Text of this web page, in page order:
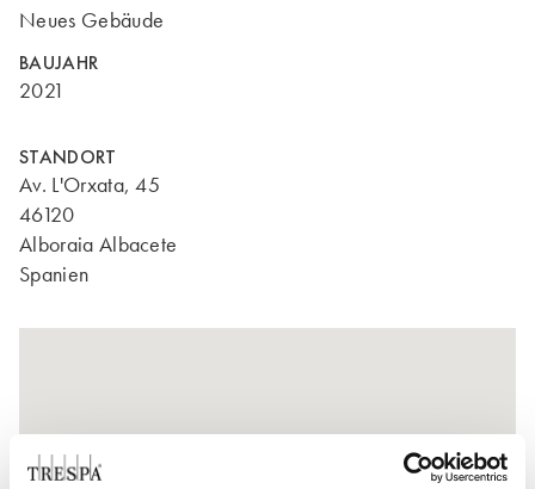
Neues Gebäude
BAUJAHR
2021
STANDORT
Av. L'Orxata, 45
46120
Alboraia Albacete
Spanien